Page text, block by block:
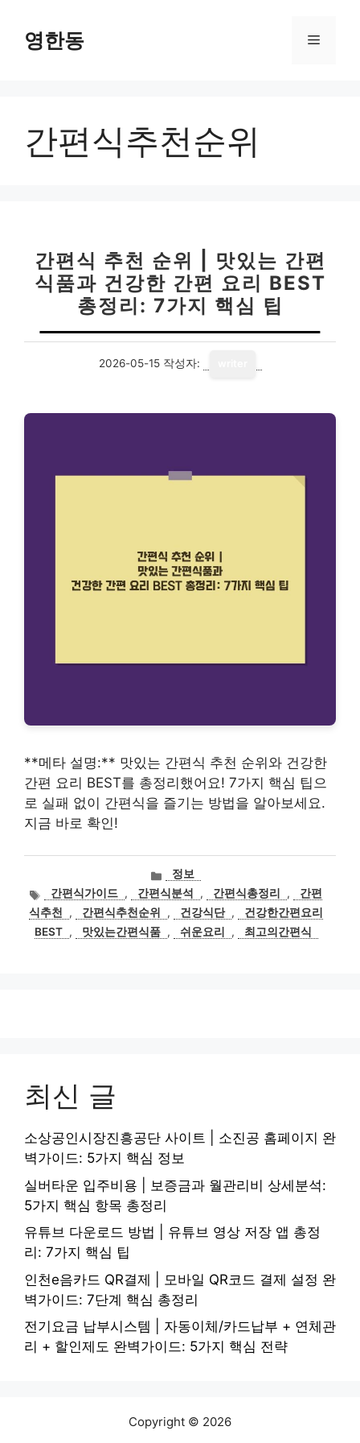
영한동 메
간편식추천순위
간편식 추천 순위 | 맛있는 간편
식품과 건강한 간편 요리 BEST
총정리: 7가지 핵심 팁
2026-05-15 작성자:
**메타 설명:** 맛있는 간편식 추천 순위와 건강한
간편 요리 BEST를 총정리했어요! 7가지 핵심 팁으
로 실패 없이 간편식을 즐기는 방법을 알아보세요.
지금 바로 확인!
카
테
고
리
정보
태
그
간편식가이드 , 간편식분석 , 간편식총정리 ,
간편
식추천
, 간편식추천순위 , 건강식단 ,
건강한간편요리
BEST , 맛있는간편식품 , 쉬운요리 , 최고의간편식
최신 글
소상공인시장진흥공단 사이트 | 소진공 홈페이지 완
벽가이드: 5가지 핵심 정보
실버타운 입주비용 | 보증금과 월관리비 상세분석:
5가지 핵심 항목 총정리
유튜브 다운로드 방법 | 유튜브 영상 저장 앱 총정
리: 7가지 핵심 팁
인천e음카드 QR결제 | 모바일 QR코드 결제 설정 완
벽가이드: 7단계 핵심 총정리
전기요금 납부시스템 | 자동이체/카드납부 + 연체관
리 + 할인제도 완벽가이드: 5가지 핵심 전략
Copyright © 2026